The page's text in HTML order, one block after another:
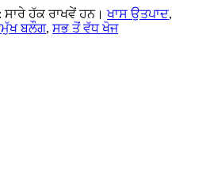
ਸਾਰੇ ਹੱਕ ਰਾਖਵੇਂ ਹਨ। ਖਾਸ ਉਤਪਾਦ,
ਬਲੌਗ, ਸਭ ਤੋਂ ਵੱਧ ਖੋਜ